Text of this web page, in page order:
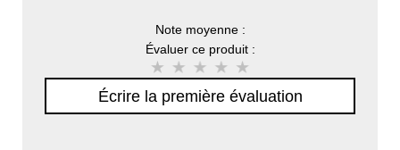
Note moyenne :
Évaluer ce produit :
Écrire la première évaluation